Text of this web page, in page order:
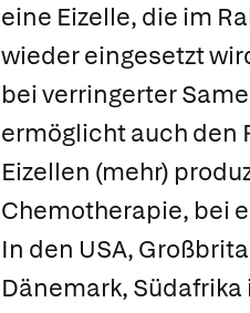
eine Eizelle, die im
wieder eingesetzt
bei verringerter
ermöglicht auch den
Eizellen (mehr)
Chemotherapie, bei
In den USA,
Dänemark,